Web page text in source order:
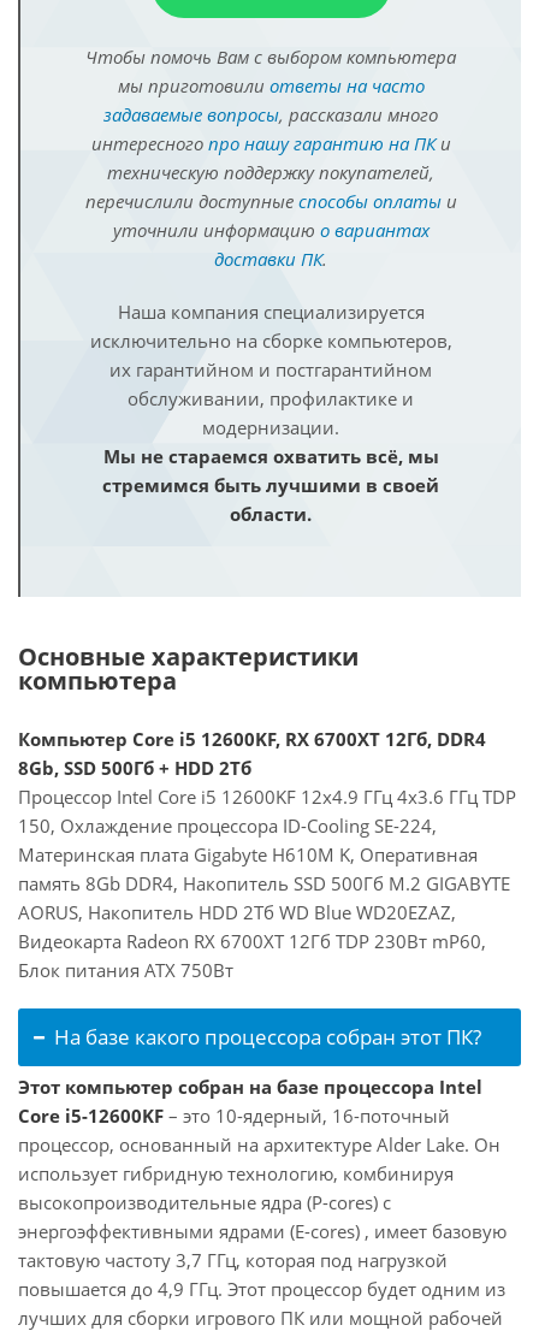
Чтобы помочь Вам с выбором компьютера
мы приготовили ответы на часто
задаваемые вопросы, рассказали много
интересного про нашу гарантию на ПКи
техническую поддержку покупателей,
перечислили доступные способы оплатыи
уточнили информацию о вариантах
доставки ПК.
Наша компания специализируется
исключительно на сборке компьютеров,
их гарантийном и постгарантийном
обслуживании, профилактике и
модернизации.
Мы не стараемся охватить всё, мы
стремимся быть лучшими в своей
области.
Основные характеристики
компьютера
Компьютер Core i5 12600KF, RX 6700XT 12Гб, DDR4
8Gb, SSD 500Гб + HDD 2Тб
Процессор Intel Core i5 12600KF 12x4.9 ГГц 4x3.6 ГГц TDP
150, Охлаждение процессора ID-Cooling SE-224,
Материнская плата Gigabyte H610M K, Оперативная
память 8Gb DDR4, Накопитель SSD 500Гб M.2 GIGABYTE
AORUS, Накопитель HDD 2Тб WD Blue WD20EZAZ,
Видеокарта Radeon RX 6700XT 12Гб TDP 230Вт mP60,
Блок питания ATX 750Вт
На базе какого процессора собран этот ПК?
Этот компьютер собран на базе процессора Intel
Core i5-12600KF – это 10-ядерный, 16-поточный
процессор, основанный на архитектуре Alder Lake. Он
использует гибридную технологию, комбинируя
высокопроизводительные ядра (P-cores) с
энергоэффективными ядрами (E-cores) , имеет базовую
тактовую частоту 3,7 ГГц, которая под нагрузкой
повышается до 4,9 ГГц. Этот процессор будет одним из
лучших для сборки игрового ПК или мощной рабочей